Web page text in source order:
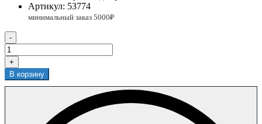
Артикул: 53774
-
+
В корзину